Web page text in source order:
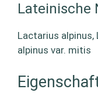
Lateinische
Lactarius
alpinus var. mitis